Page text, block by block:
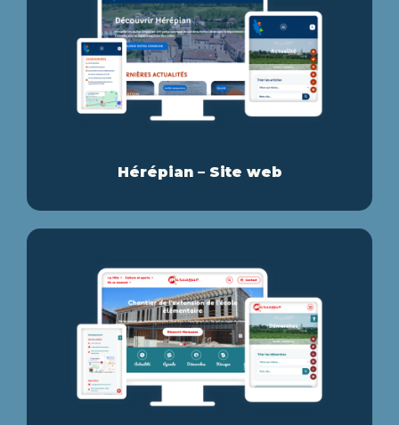
Hérépian – Site web